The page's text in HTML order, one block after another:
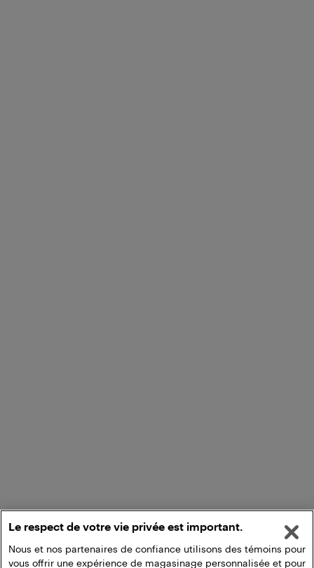
Le respect de votre vie privée est important.
Nous et nos partenaires de confiance utilisons des témoins pour
vous offrir une expérience de magasinage personnalisée et pour